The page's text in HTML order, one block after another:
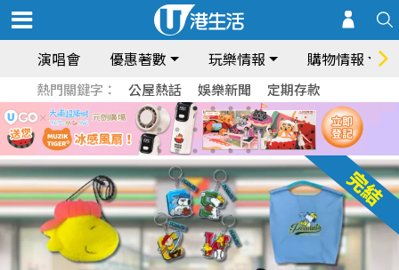
演唱會 優惠著數 玩樂情報 購物情報
熱門關鍵字： 公屋熱話 娛樂新聞 定期存款